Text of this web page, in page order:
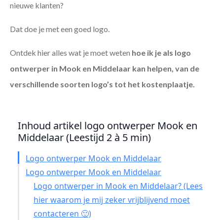
nieuwe klanten?
Dat doe je met een goed logo.
Ontdek hier alles wat je moet weten hoe ik je als logo
ontwerper in Mook en Middelaar kan helpen, van de
verschillende soorten logo’s tot het kostenplaatje.
Inhoud artikel logo ontwerper Mook en
Middelaar (Leestijd 2 à 5 min)
Logo ontwerper Mook en Middelaar
Logo ontwerper Mook en Middelaar
Logo ontwerper in Mook en Middelaar? (Lees
hier waarom je mij zeker vrijblijvend moet
contacteren 🙂)